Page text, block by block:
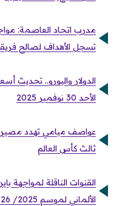
مدرب اتحاد العاصمة:
تسجل الأهداف لصالح
الدولار واليورو.. تحديث
الأحد 30 نوفمبر 2025
عواصف ميامي تهدد مصير
ثالث كأس العالم
القنوات الناقلة لمواجهة
الألماني لموسم 2025/ 2026